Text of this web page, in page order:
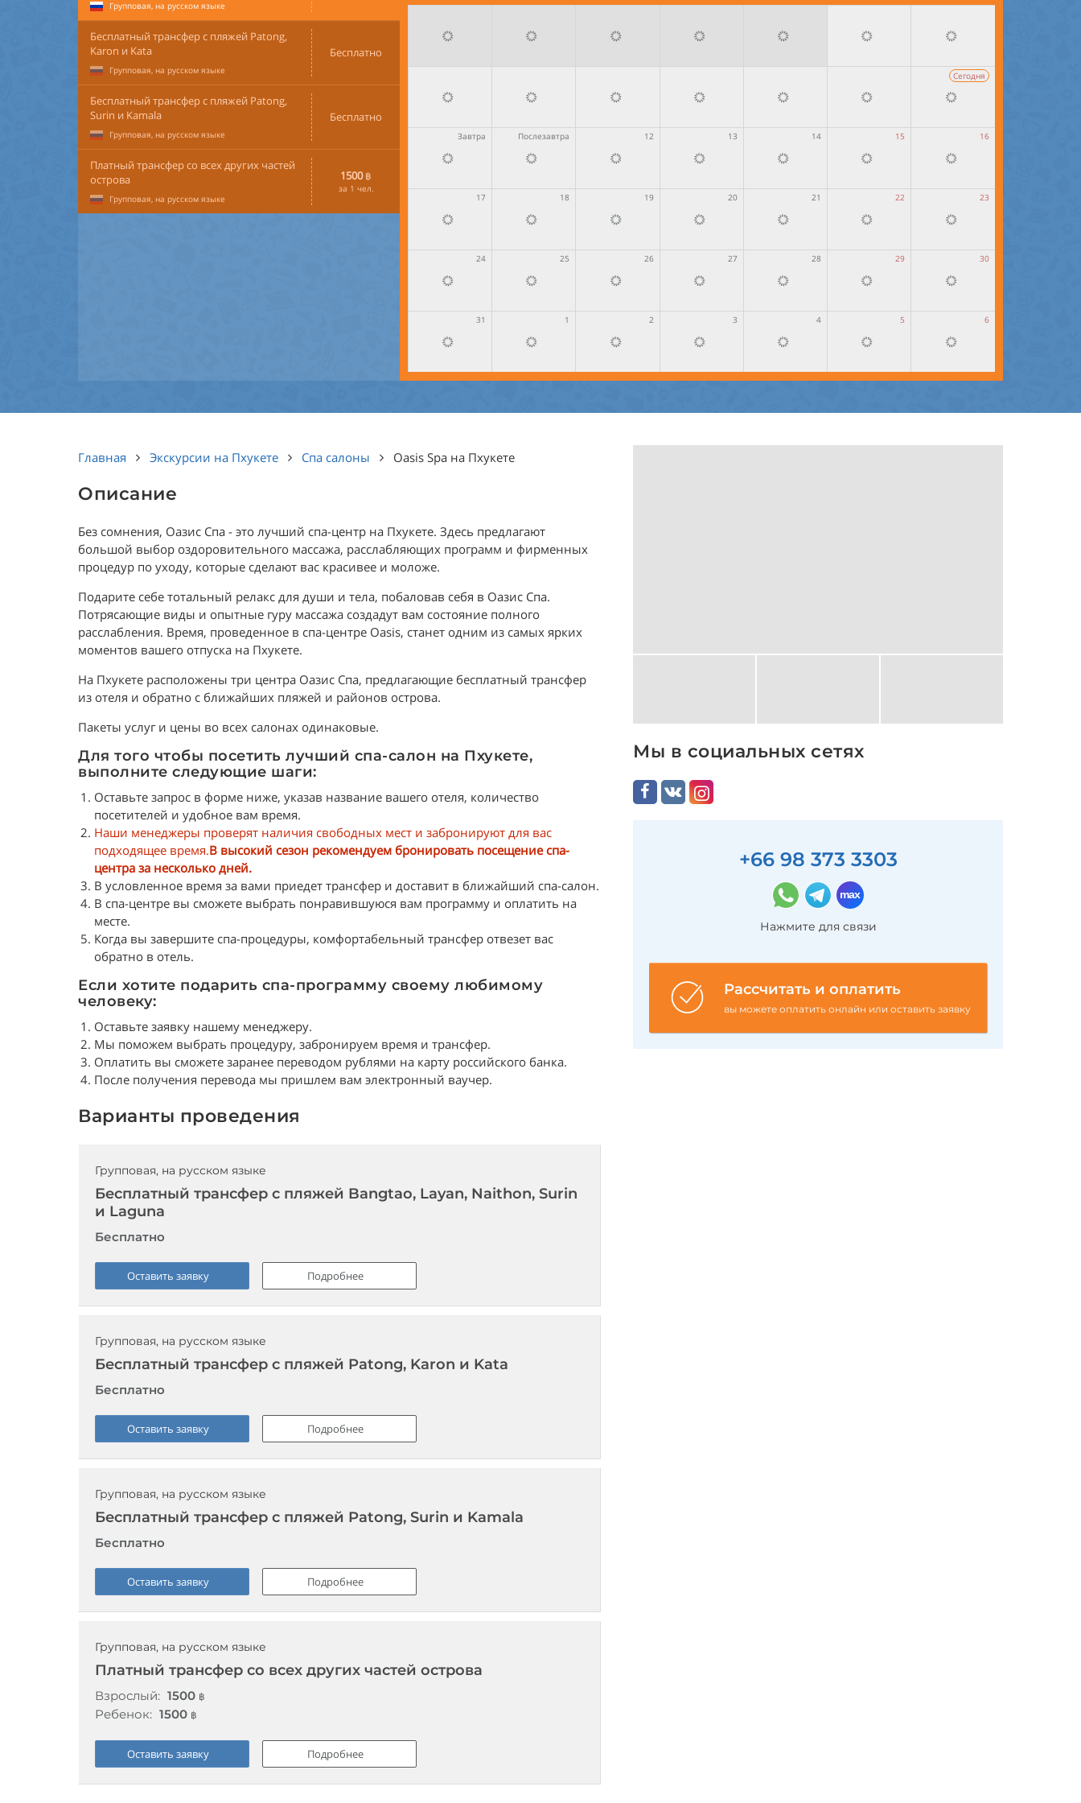
Групповая, на русском языке
Бесплатный трансфер с пляжей Patong,
Karon и Kata
Групповая, на русском языке
Бесплатно
Бесплатный трансфер с пляжей Patong,
Surin и Kamala
Групповая, на русском языке
Бесплатно
Платный трансфер со всех других частей
острова
Групповая, на русском языке
1500 ฿
за 1 чел.
Сегодня
Завтра Послезавтра 12 13 14 15 16
17 18 19 20 21 22 23
24 25 26 27 28 29 30
31 1 2 3 4 5 6
Главная Экскурсии на Пхукете Спа салоны Oasis Spa на Пхукете
Описание
Без сомнения, Оазис Спа - это лучший спа-центр на Пхукете. Здесь предлагают
большой выбор оздоровительного массажа, расслабляющих программ и фирменных
процедур по уходу, которые сделают вас красивее и моложе.
Подарите себе тотальный релакс для души и тела, побаловав себя в Оазис Спа.
Потрясающие виды и опытные гуру массажа создадут вам состояние полного
расслабления. Время, проведенное в спа-центре Oasis, станет одним из самых ярких
моментов вашего отпуска на Пхукете.
На Пхукете расположены три центра Оазис Спа, предлагающие бесплатный трансфер
из отеля и обратно с ближайших пляжей и районов острова.
Пакеты услуг и цены во всех салонах одинаковые.
Для того чтобы посетить лучший спа-салон на Пхукете,
выполните следующие шаги:
Оставьте запрос в форме ниже, указав название вашего отеля, количество
посетителей и удобное вам время.
Наши менеджеры проверят наличия свободных мест и забронируют для вас
подходящее время.В высокий сезон рекомендуем бронировать посещение спа-
центра за несколько дней.
В условленное время за вами приедет трансфер и доставит в ближайший спа-салон.
В спа-центре вы сможете выбрать понравившуюся вам программу и оплатить на
месте.
Когда вы завершите спа-процедуры, комфортабельный трансфер отвезет вас
обратно в отель.
Если хотите подарить спа-программу своему любимому
человеку:
Оставьте заявку нашему менеджеру.
Мы поможем выбрать процедуру, забронируем время и трансфер.
Оплатить вы сможете заранее переводом рублями на карту российского банка.
После получения перевода мы пришлем вам электронный ваучер.
Варианты проведения
Групповая, на русском языке
Бесплатный трансфер с пляжей Bangtao, Layan, Naithon, Surin
и Laguna
Бесплатно
Оставить заявку Подробнее
Групповая, на русском языке
Бесплатный трансфер с пляжей Patong, Karon и Kata
Бесплатно
Оставить заявку Подробнее
Групповая, на русском языке
Бесплатный трансфер с пляжей Patong, Surin и Kamala
Бесплатно
Оставить заявку Подробнее
Групповая, на русском языке
Платный трансфер со всех других частей острова
Взрослый: 1500 ฿
Ребенок: 1500 ฿
Оставить заявку Подробнее
Мы в социальных сетях
+66 98 373 3303
Нажмите для связи
Рассчитать и оплатить
вы можете оплатить онлайн или оставить заявку